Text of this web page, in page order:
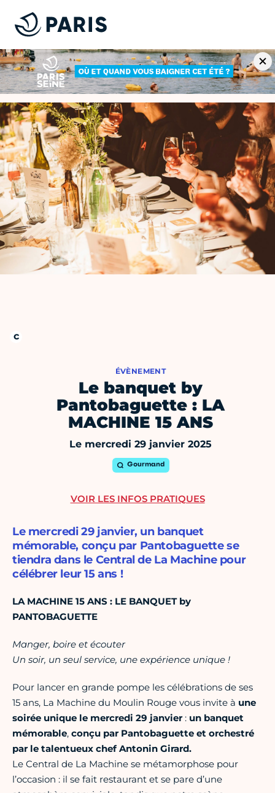
ÉVÈNEMENT
Le banquet by
Pantobaguette : LA
MACHINE 15 ANS
Le mercredi 29 janvier 2025
Gourmand
Le mercredi 29 janvier, un banquet
mémorable, conçu par Pantobaguette se
tiendra dans le Central de La Machine pour
célébrer leur 15 ans !
LA MACHINE 15 ANS : LE BANQUET by
PANTOBAGUETTE
Manger, boire et écouter
Un soir, un seul service, une expérience unique !
Pour lancer en grande pompe les célébrations de ses
15 ans, La Machine du Moulin Rouge vous invite à une
soirée unique le mercredi 29 janvier: un banquet
mémorable, conçu par Pantobaguette et orchestré
par le talentueux chef Antonin Girard.
Le Central de La Machine se métamorphose pour
l’occasion : il se fait restaurant et se pare d’une
VOIR LES INFOS PRATIQUES